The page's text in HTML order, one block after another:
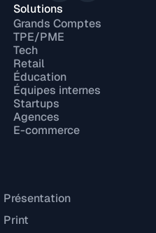
Présentation
Print
Solutions
Grands Comptes
TPE/PME
Tech
Retail
Éducation
Équipes internes
Startups
Agences
E-commerce